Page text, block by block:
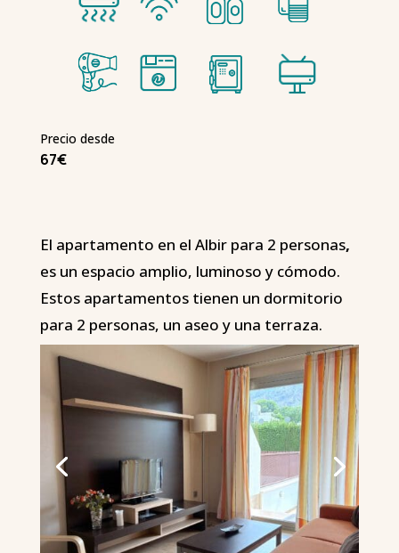
Precio desde
67€
El apartamento en el Albir para 2 personas,
es un espacio amplio, luminoso y cómodo.
Estos apartamentos tienen un dormitorio
para 2 personas, un aseo y una terraza.